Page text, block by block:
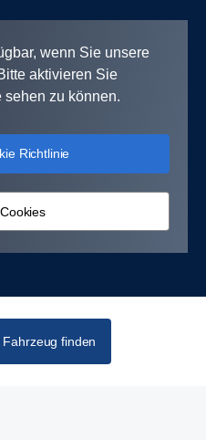
wenn Sie unsere
aktivieren Sie
zu können.
Richtlinie
finden